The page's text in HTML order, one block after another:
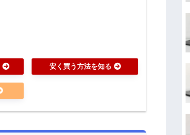
安く買う方法を知る